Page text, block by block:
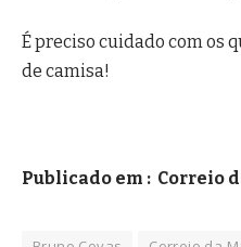
É preciso cuidado com os
de camisa!
Publicado em : Correio